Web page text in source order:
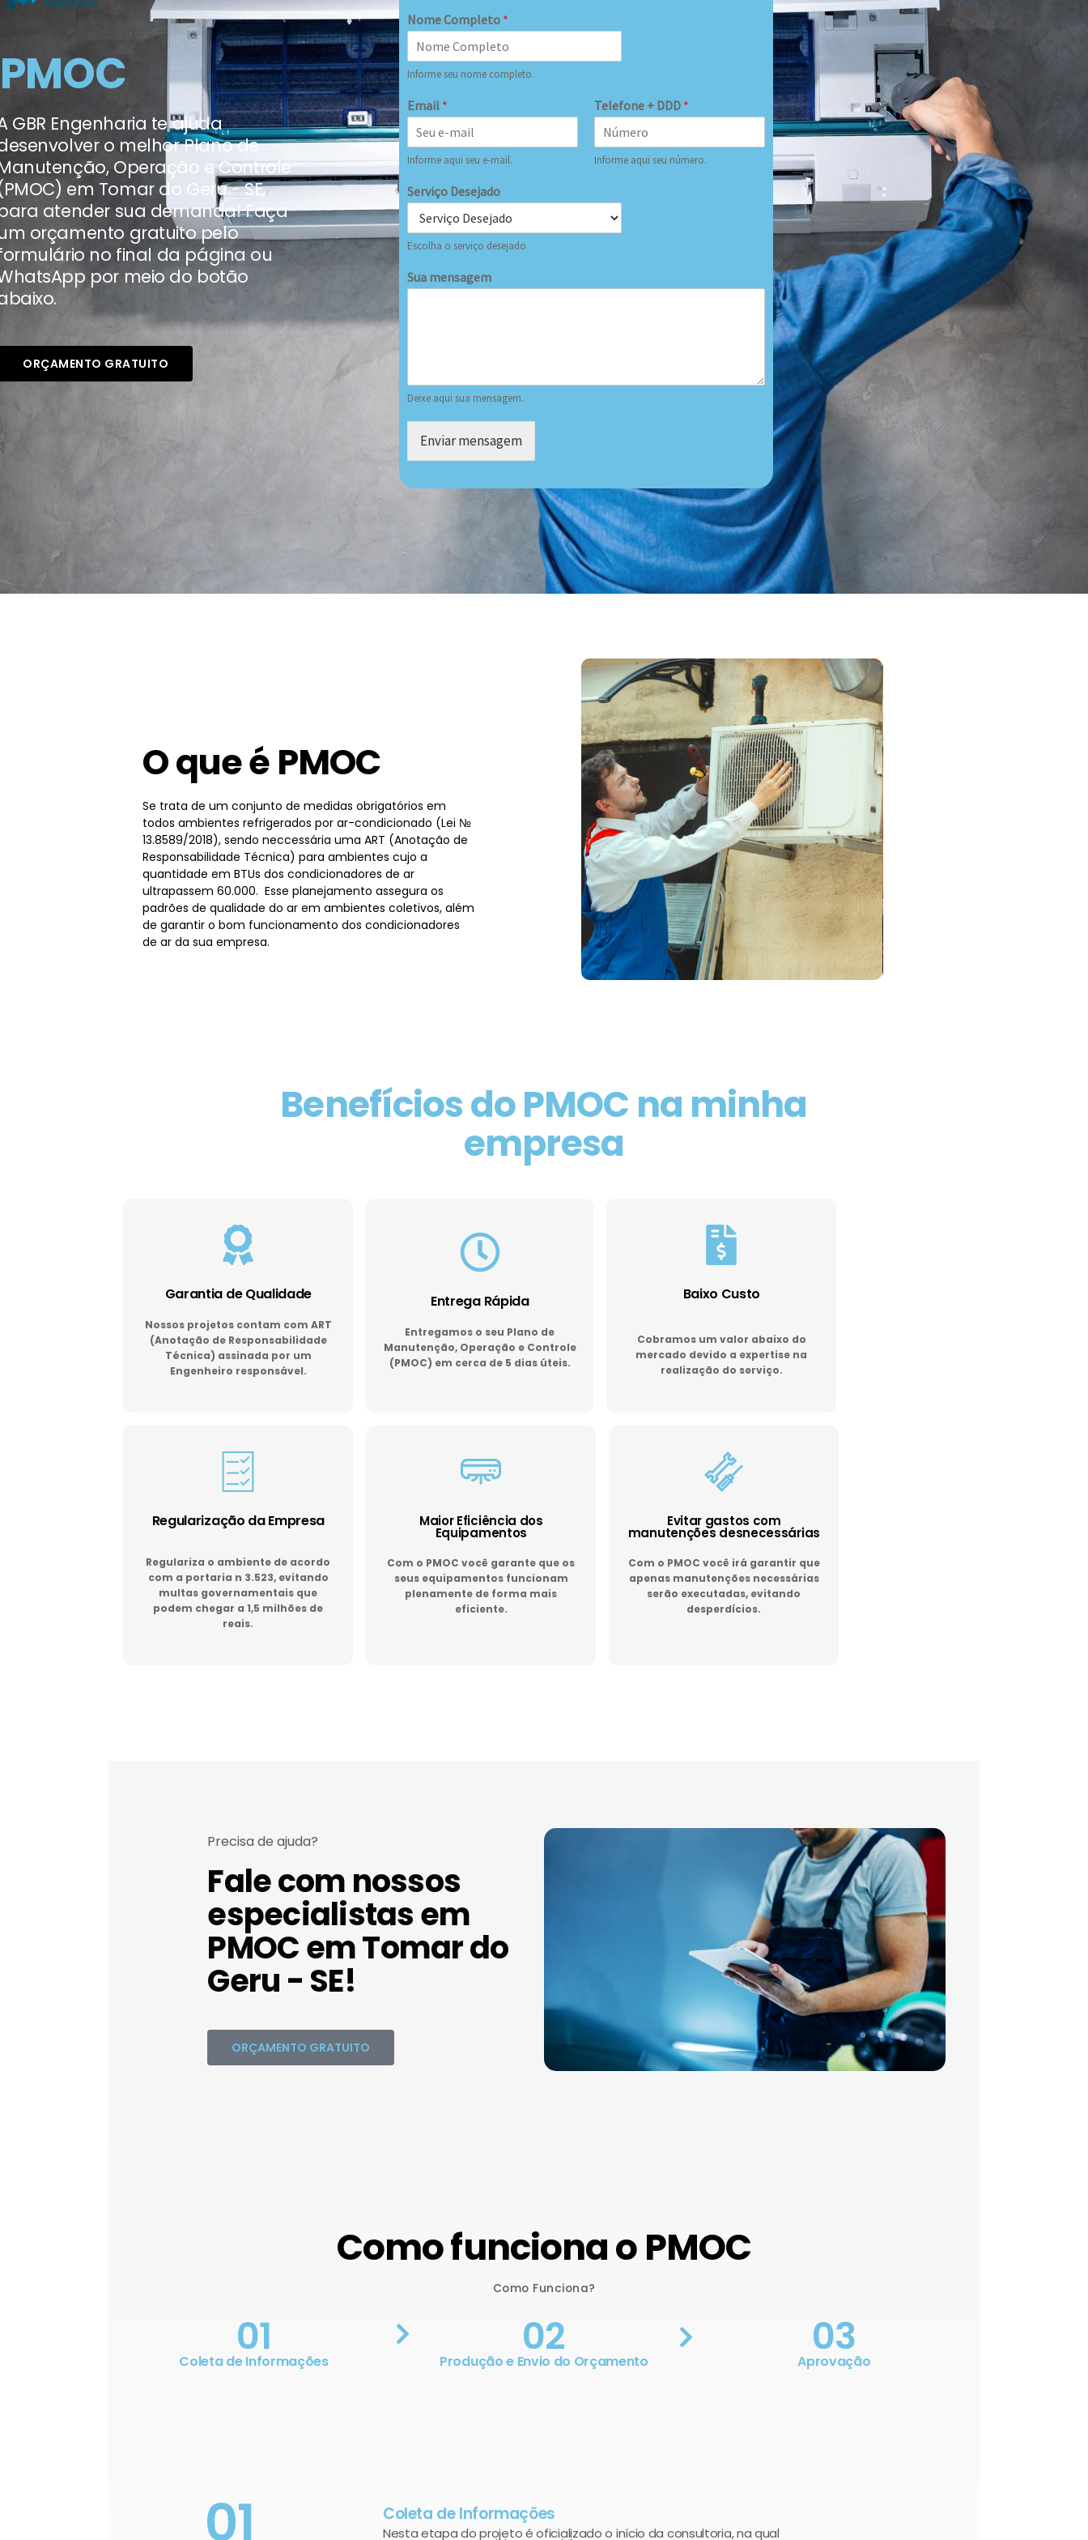
PMOC
GBR Engenharia te ajuda
o melhor Plano de
Operação e Controle
em Tomar do Geru - SE,
atender sua demanda! Faça
orçamento gratuito pelo
no final da página ou
por meio do botão
ORÇAMENTO GRATUITO
Nome Completo *
Informe seu nome completo.
Email *
Informe aqui seu e-mail.
Telefone + DDD *
Informe aqui seu número.
Serviço Desejado
Escolha o serviço desejado
Sua mensagem
Deixe aqui sua mensagem.
Enviar mensagem
O que é PMOC
Se trata de um conjunto de medidas obrigatórios em
todos ambientes refrigerados por ar-condicionado (Lei №
13.8589/2018), sendo neccessária uma ART (Anotação de
Responsabilidade Técnica) para ambientes cujo a
quantidade em BTUs dos condicionadores de ar
ultrapassem 60.000. Esse planejamento assegura os
padrões de qualidade do ar em ambientes coletivos, além
de garantir o bom funcionamento dos condicionadores
de ar da sua empresa.
Benefícios do PMOC na minha
empresa
Garantia de Qualidade
Nossos projetos contam com ART
(Anotação de Responsabilidade
Técnica) assinada por um
Engenheiro responsável.
Entrega Rápida
Entregamos o seu Plano de
Manutenção, Operação e Controle
(PMOC) em cerca de 5 dias úteis.
Baixo Custo
Cobramos um valor abaixo do
mercado devido a expertise na
realização do serviço.
Regularização da Empresa
Regulariza o ambiente de acordo
com a portaria n 3.523, evitando
multas governamentais que
podem chegar a 1,5 milhões de
reais.
Maior Eficiência dos
Equipamentos
Com o PMOC você garante que os
seus equipamentos funcionam
plenamente de forma mais
eficiente.
Evitar gastos com
manutenções desnecessárias
Com o PMOC você irá garantir que
apenas manutenções necessárias
serão executadas, evitando
desperdícios.
Precisa de ajuda?
Fale com nossos
especialistas em
PMOC em Tomar do
Geru - SE!
ORÇAMENTO GRATUITO
Como funciona o PMOC
Como Funciona?
01
Coleta de Informações 02
Produção e Envio do Orçamento 03
Aprovação
01 Coleta de Informações
Nesta etapa do projeto é oficializado o início da consultoria, na qual